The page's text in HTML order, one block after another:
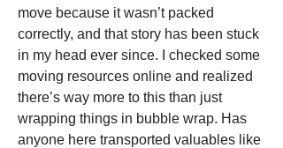
move because it wasn’t packed
correctly, and that story has been stuck
in my head ever since. I checked some
moving resources online and realized
there’s way more to this than just
wrapping things in bubble wrap. Has
anyone here transported valuables like